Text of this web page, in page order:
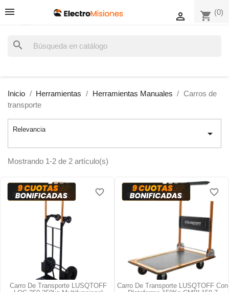
shopping_cart (0)

search
Inicio Herramientas Herramientas Manuales
Carros de
transporte
Relevancia 
Mostrando 1-2 de 2 artículo(s)
Carro De Transporte LUSQTOFF
favorite_border
favorite_border
Carro De Transporte LUSQTOFF Con
favorite_border
favorite_border